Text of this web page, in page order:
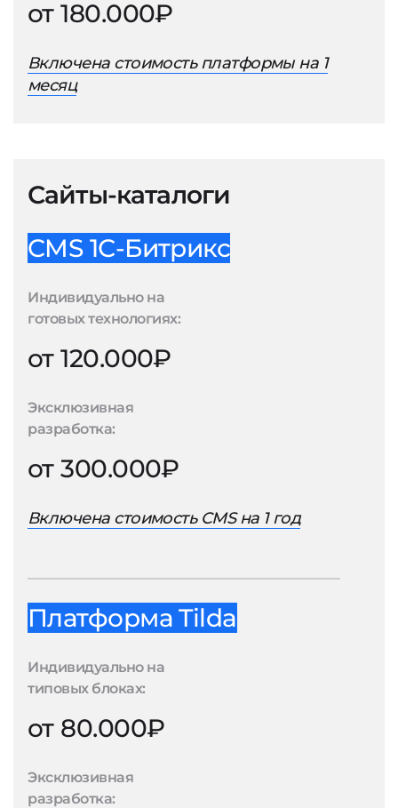
от 180.000₽
Включена стоимость платформы на 1
месяц
Сайты-каталоги
CMS 1С-Битрикс
Индивидуально на
готовых технологиях:
от 120.000₽
Эксклюзивная
разработка:
от 300.000₽
Включена стоимость CMS на 1 год
Платформа Tilda
Индивидуально на
типовых блоках:
от 80.000₽
Эксклюзивная
разработка: